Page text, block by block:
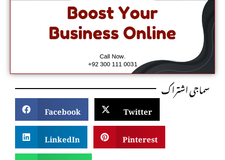
سماجی اشتراک
Facebook
Twitter
LinkedIn
Pinterest